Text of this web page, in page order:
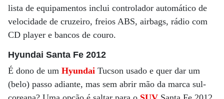
lista de equipamentos inclui controlador automático de
velocidade de cruzeiro, freios ABS, airbags, rádio com
CD player e bancos de couro.
Hyundai Santa Fe 2012
É dono de um Hyundai Tucson usado e quer dar um
(belo) passo adiante, mas sem abrir mão da marca sul-